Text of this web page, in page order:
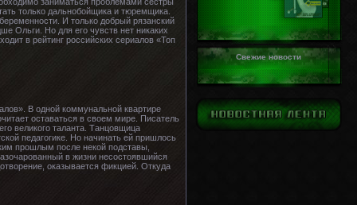
только дальнобойщика и тюремщика.
И только добрый рязанский
Ольги. Но для его чувств нет никаких
в рейтинг российских сериалов «Топ
В одной коммунальной квартире
оставаться в своем мире. Писатель
великого таланта. Танцовщица
педагогике. Но начинать ей пришлось
прошлым после некой подставы,
в жизни несостоявшийся
оказывается фикцией. Откуда
Свежие новости